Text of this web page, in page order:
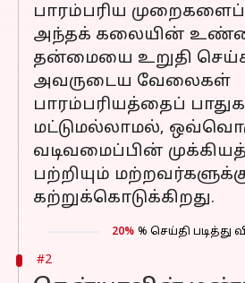
பாரம்பரிய முறைகளைப்
அந்தக் கலையின்
தன்மையை உறுதி
அவருடைய வேலைகள்
பாரம்பரியத்தைப்
மட்டுமல்லாமல்,
வடிவமைப்பின்
பற்றியும்
கற்றுக்கொடுக்கிறது.
20% % செய்தி படித்து
#2